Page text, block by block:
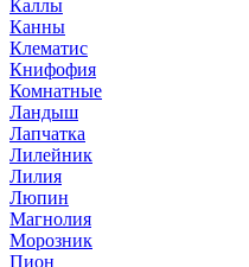
Каллы
Канны
Клематис
Книфофия
Комнатные
Ландыш
Лапчатка
Лилейник
Лилия
Люпин
Магнолия
Морозник
Пион